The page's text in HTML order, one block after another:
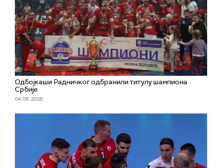
Одбојкаши Радничког одбранили титулу шампиона
Србије
04. 05. 2026.